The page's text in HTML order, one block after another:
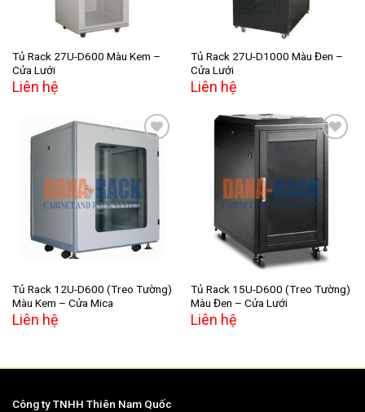
Tủ Rack 27U-D600 Màu Kem –
Cửa Lưới
Liên hệ
Tủ Rack 27U-D1000 Màu Đen –
Cửa Lưới
Liên hệ
Add to
wishlist
Tủ Rack 12U-D600 (Treo Tường)
Màu Kem – Cửa Mica
Liên hệ
Add to
wishlist
Tủ Rack 15U-D600 (Treo Tường)
Màu Đen – Cửa Lưới
Liên hệ
Công ty TNHH Thiên Nam Quốc